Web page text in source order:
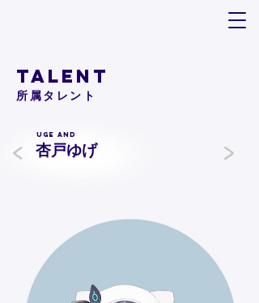
TALENT
< Uge And
杏戸ゆげ >
​所属タレント